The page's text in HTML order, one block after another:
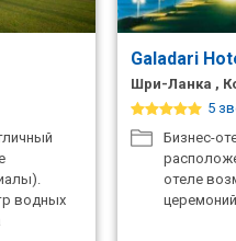
водных
Galadari
Шри-Ланка ,
5
Бизнес-
отеле